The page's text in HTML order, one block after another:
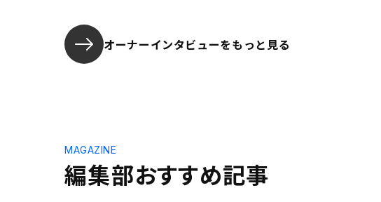
オーナーインタビューをもっと見る
編集部おすすめ記事
MAGAZINE